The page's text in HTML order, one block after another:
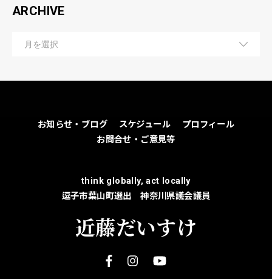
ARCHIVE
お知らせ・ブログ スケジュール
プロフィール
お問合せ・ご意見等
think globally, act locally
逗子市葉山町選出 神奈川県議会議員
近藤だいすけ